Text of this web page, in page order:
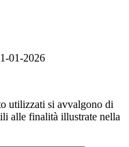
01-2026
utilizzati si avvalgono di
alle finalità illustrate nella